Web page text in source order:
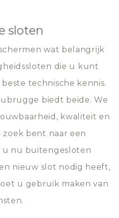
sloten
wat belangrijk
die u kunt
technische kennis.
biedt beide. We
kwaliteit en
zoek bent naar een
u nu buitengesloten
nieuw slot nodig heeft,
u gebruik maken van